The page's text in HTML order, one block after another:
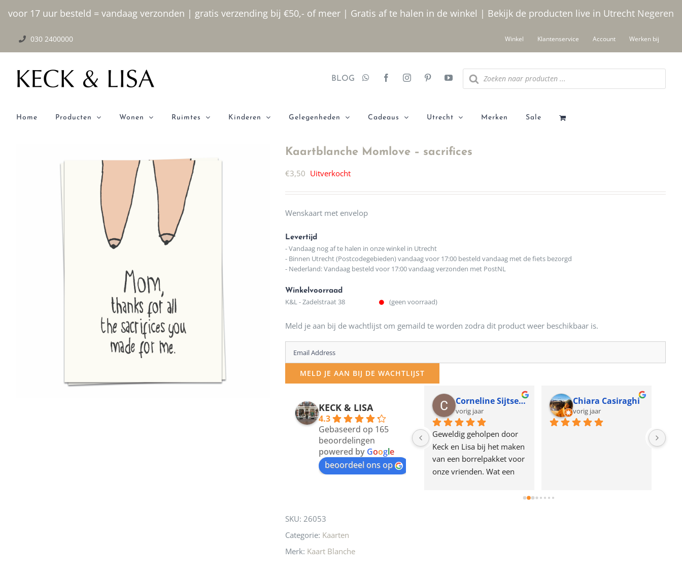
voor 17 uur besteld = vandaag verzonden | gratis verzending bij €50,- of meer | Gratis af te halen in de winkel | Bekijk de producten live in Utrecht Negeren
inhoud
030 2400000 Winkel Klantenservice Account Werken bij
BLOG
Producten
zoeken
Home Producten Wonen Ruimtes Kinderen Gelegenheden Cadeaus Utrecht Merken Sale
Kaartblanche Momlove – sacrifices
€3,50 Uitverkocht
Wenskaart met envelop
Levertijd
- Vandaag nog af te halen in onze winkel in Utrecht
- Binnen Utrecht (Postcodegebieden) vandaag voor 17:00 besteld vandaag met de fiets bezorgd
- Nederland: Vandaag besteld voor 17:00 vandaag verzonden met PostNL
Winkelvoorraad
K&L - Zadelstraat 38 (geen voorraad)
Meld je aan bij de wachtlijst om gemaild te worden zodra dit product weer beschikbaar is.
Enter
your
email
MELD JE AAN BIJ DE WACHTLIJST
KECK & LISA
4.3
Gebaseerd op 165
beoordelingen
powered by Google
beoordeel ons op
ook heel aardig en gezellig
12 maanden geleden
Waarom in hemelsnaam
de woonwinkel op de
klippen  laten lopen? Waar
moeten nu de design
Corneline Sijtsema
vorig jaar
Geweldig geholpen door
Keck en Lisa bij het maken
van een borrelpakket voor
onze vrienden. Wat een
Chiara Casiraghi
vorig jaar
SKU: 26053
Categorie: Kaarten
Merk: Kaart Blanche